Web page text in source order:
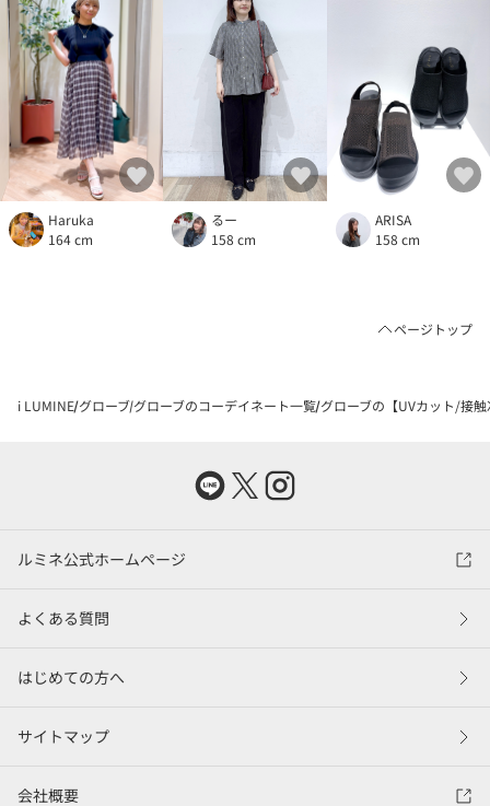
Haruka
164 cm
るー
158 cm
ARISA
158 cm
ページトップ
i LUMINE グローブ グローブのコーデイネート一覧 グローブの【UVカット/接
ルミネ公式ホームページ
よくある質問
はじめての方へ
サイトマップ
会社概要